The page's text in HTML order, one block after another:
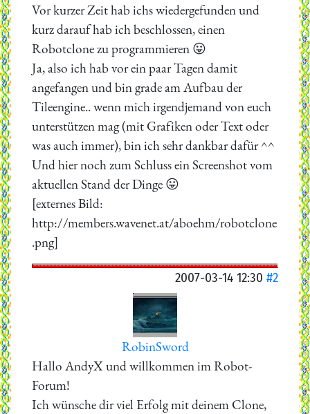
Vor kurzer Zeit hab ichs wiedergefunden und
kurz darauf hab ich beschlossen, einen
Robotclone zu programmieren 😛
Ja, also ich hab vor ein paar Tagen damit
angefangen und bin grade am Aufbau der
Tileengine.. wenn mich irgendjemand von euch
unterstützen mag (mit Grafiken oder Text oder
was auch immer), bin ich sehr dankbar dafür ^^
Und hier noch zum Schluss ein Screenshot vom
aktuellen Stand der Dinge 😛
[externes Bild:
http://members.wavenet.at/aboehm/robotclone
.png]
2007-03-14 12:30 #2
RobinSword
Hallo AndyX und willkommen im Robot-
Forum!
Ich wünsche dir viel Erfolg mit deinem Clone,